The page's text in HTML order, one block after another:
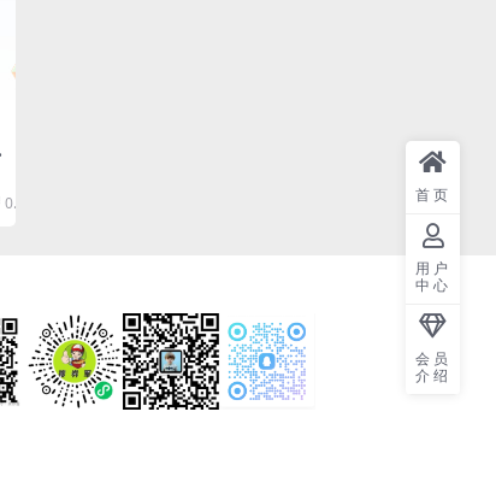
0.99 首页
用户
中心
会员
介绍